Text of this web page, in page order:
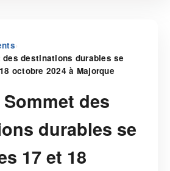
›
des destinations durables se
octobre 2024 à Majorque
des
durables se
17 et 18